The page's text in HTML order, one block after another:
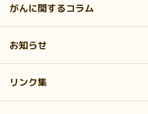
がんに関するコラム
お知らせ
リンク集